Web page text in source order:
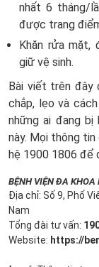
nhất 6 tháng/
được trang
Khăn rửa mặt,
giữ vệ sinh.
Bài viết trên đây
chắp, lẹo và
những ai đang bị
này. Mọi thông
hệ 1900 1806 để
BỆNH VIỆN ĐA KHOA
Địa chỉ: Số 9, Phố
Nam
Tổng đài tư vấn:
Website: https://